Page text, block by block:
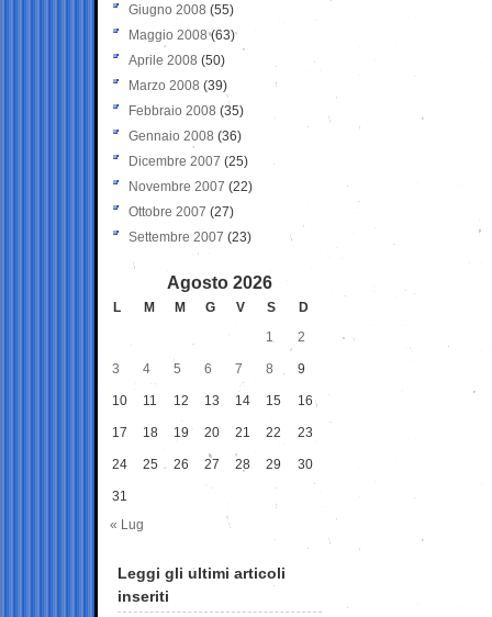
Giugno 2008 (55)
Maggio 2008(63)
Aprile 2008 (50)
Marzo 2008 (39)
Febbraio 2008 (35)
Gennaio 2008 (36)
Dicembre 2007 (25)
Novembre 2007 (22)
Ottobre 2007 (27)
Settembre 2007 (23)
Agosto 2026
L M M G V S
D
1
2
3 4 5 6 7 8 9
10 11 12 13 14 15 16
17 18 19 20 21 22 23
24 25 26 27 28 29 30
31
« Lug
Leggi gli ultimi articoli
inseriti